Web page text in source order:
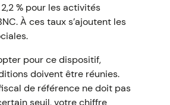
% pour les activités
À ces taux s’ajoutent les
pour ce dispositif,
doivent être réunies.
de référence ne doit pas
seuil, votre chiffre